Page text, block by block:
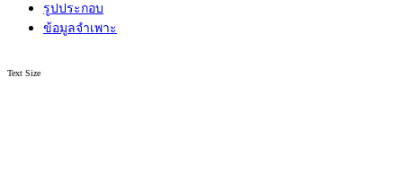
รูปประกอบ
ข้อมูลจำเพาะ
Text Size